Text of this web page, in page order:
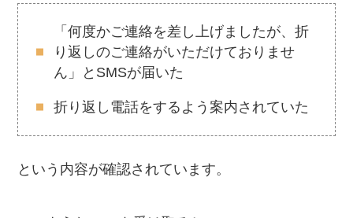
「何度かご連絡を差し上げましたが、折
り返しのご連絡がいただけておりませ
ん」とSMSが届いた
折り返し電話をするよう案内されていた
という内容が確認されています。